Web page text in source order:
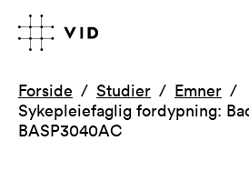
Forside Studier
Emner
Sykepleiefaglig fordypning:
BASP3040AC